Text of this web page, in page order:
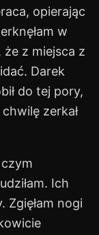
opierając
w
z miejsca z
Darek
do tej pory,
zerkał
Ich
Zgięłam nogi